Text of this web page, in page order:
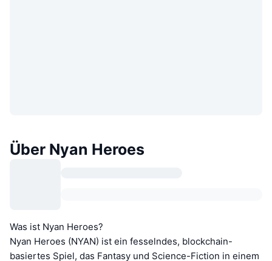
Über Nyan Heroes
Was ist Nyan Heroes?
Nyan Heroes (NYAN) ist ein fesselndes, blockchain-
basiertes Spiel, das Fantasy und Science-Fiction in einem